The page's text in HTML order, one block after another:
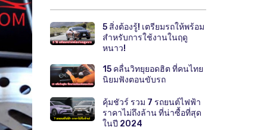
5 สิ่งต้องรู้! เตรียมรถให้พร้อม
สำหรับการใช้งานในฤดู
หนาว!
15 คลื่นวิทยุยอดฮิต ที่คนไทย
นิยมฟังตอนขับรถ
คุ้มชัวร์ รวม 7 รถยนต์ไฟฟ้า
ราคาไม่ถึงล้าน ที่น่าซื้อที่สุด
ในปี 2024